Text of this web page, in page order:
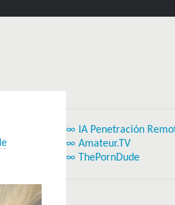
∞ IA Penetración
∞ Amateur.TV
∞ ThePornDude